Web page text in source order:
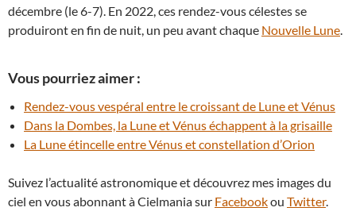
décembre (le 6-7). En 2022, ces rendez-vous célestes se
produiront en fin de nuit, un peu avant chaque Nouvelle Lune
Vous pourriez aimer :
Rendez-vous vespéral entre le croissant de Lune et Vénus
Dans la Dombes, la Lune et Vénus échappent à la grisaille
La Lune étincelle entre Vénus et constellation d’Orion
Suivez l’actualité astronomique et découvrez mes images du
ciel en vous abonnant à Cielmania sur Facebookou Twitter.